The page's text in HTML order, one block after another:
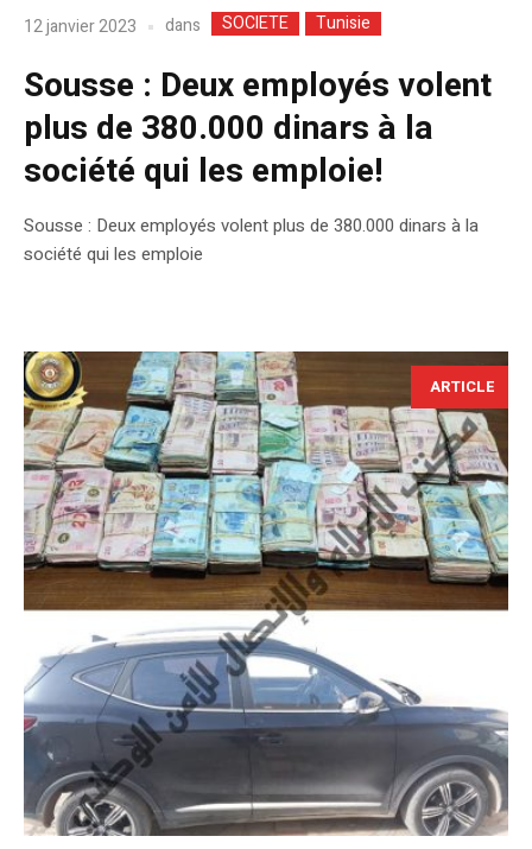
12 janvier 2023 dans SOCIETE Tunisie
Sousse : Deux employés volent
plus de 380.000 dinars à la
société qui les emploie!
Sousse : Deux employés volent plus de 380.000 dinars à la
société qui les emploie
ARTICLE